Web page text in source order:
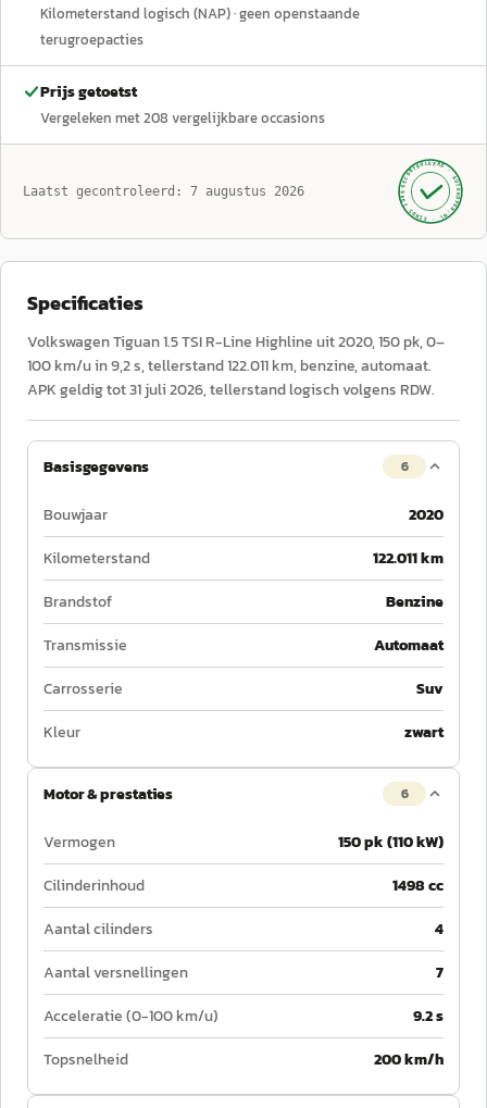
Kilometerstand logisch (NAP)· geen openstaande
terugroepacties
Prijs getoetst
Vergeleken met208 vergelijkbare occasions
Laatst gecontroleerd: 7 augustus 2026 GECONTROLEERD ·
AUTOKOPEN.NL
· SINDS 1999 ·
Specificaties
Volkswagen Tiguan 1.5 TSI R-Line Highline uit 2020, 150 pk, 0–
100 km/u in 9,2 s, tellerstand 122.011 km, benzine, automaat.
APK geldig tot 31 juli 2026, tellerstand logisch volgens RDW.
Basisgegevens 6
Bouwjaar
2020
Kilometerstand
122.011 km
Brandstof
Benzine
Transmissie
Automaat
Carrosserie
Suv
Kleur
zwart
Motor & prestaties 6
Vermogen
150 pk (110 kW)
Cilinderinhoud
1498 cc
Aantal cilinders
4
Aantal versnellingen
7
Acceleratie (0-100 km/u)
9.2 s
Topsnelheid
200 km/h